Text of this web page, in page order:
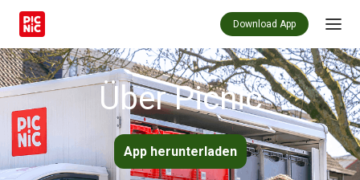
Download App
Über Picnic
App herunterladen